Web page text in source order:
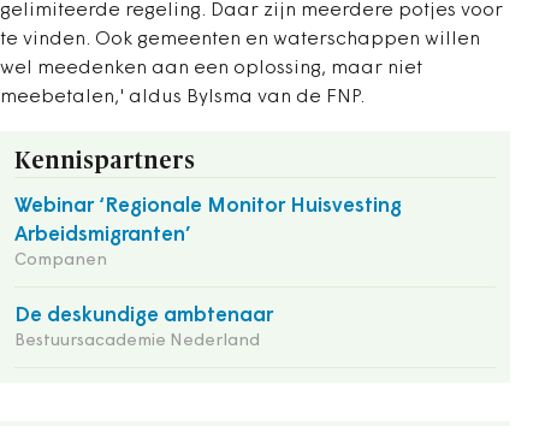
gelimiteerde regeling. Daar zijn meerdere potjes voor
te vinden. Ook gemeenten en waterschappen willen
wel meedenken aan een oplossing, maar niet
meebetalen,' aldus Bylsma van de FNP.
Kennispartners
Webinar ‘Regionale Monitor Huisvesting
Arbeidsmigranten’
Companen
De deskundige ambtenaar
Bestuursacademie Nederland